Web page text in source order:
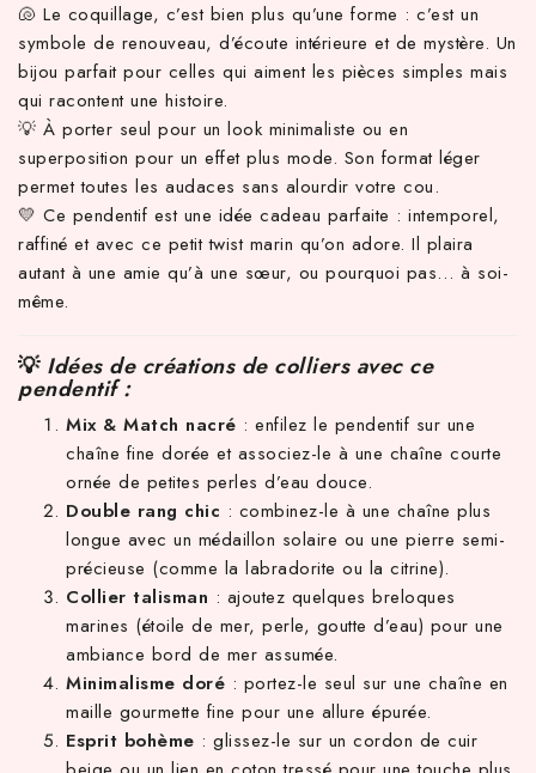
🐚 Le coquillage, c’est bien plus qu’une forme : c’est un
symbole de renouveau, d’écoute intérieure et de mystère. Un
bijou parfait pour celles qui aiment les pièces simples mais
qui racontent une histoire.
💡 À porter seul pour un look minimaliste ou en
superposition pour un effet plus mode. Son format léger
permet toutes les audaces sans alourdir votre cou.
💛 Ce pendentif est une idée cadeau parfaite : intemporel,
raffiné et avec ce petit twist marin qu’on adore. Il plaira
autant à une amie qu’à une sœur, ou pourquoi pas… à soi-
même.
💡 Idées de créations de colliers avec ce
pendentif :
Mix & Match nacré : enfilez le pendentif sur une
chaîne fine dorée et associez-le à une chaîne courte
ornée de petites perles d’eau douce.
Double rang chic : combinez-le à une chaîne plus
longue avec un médaillon solaire ou une pierre semi-
précieuse (comme la labradorite ou la citrine).
Collier talisman : ajoutez quelques breloques
marines (étoile de mer, perle, goutte d’eau) pour une
ambiance bord de mer assumée.
Minimalisme doré : portez-le seul sur une chaîne en
maille gourmette fine pour une allure épurée.
Esprit bohème : glissez-le sur un cordon de cuir